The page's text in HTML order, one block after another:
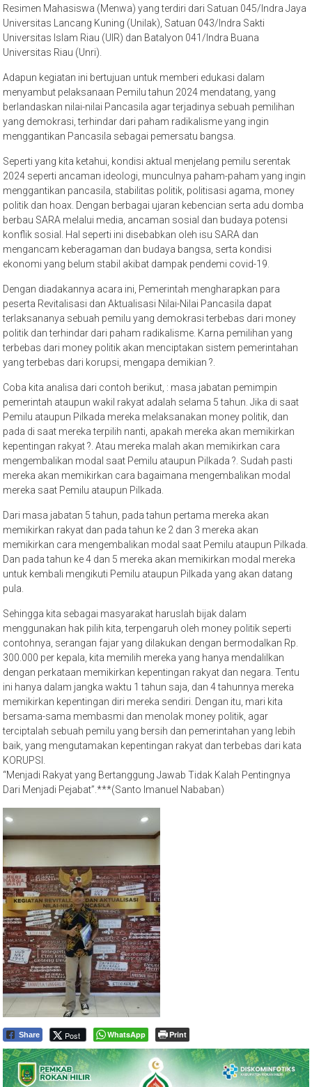
Resimen Mahasiswa (Menwa) yang terdiri dari Satuan 045/Indra Jaya
Universitas Lancang Kuning (Unilak), Satuan 043/Indra Sakti
Universitas Islam Riau (UIR) dan Batalyon 041/Indra Buana
Universitas Riau (Unri).
Adapun kegiatan ini bertujuan untuk memberi edukasi dalam
menyambut pelaksanaan Pemilu tahun 2024 mendatang, yang
berlandaskan nilai-nilai Pancasila agar terjadinya sebuah pemilihan
yang demokrasi, terhindar dari paham radikalisme yang ingin
menggantikan Pancasila sebagai pemersatu bangsa.
Seperti yang kita ketahui, kondisi aktual menjelang pemilu serentak
2024 seperti ancaman ideologi, munculnya paham-paham yang ingin
menggantikan pancasila, stabilitas politik, politisasi agama, money
politik dan hoax. Dengan berbagai ujaran kebencian serta adu domba
berbau SARA melalui media, ancaman sosial dan budaya potensi
konflik sosial. Hal seperti ini disebabkan oleh isu SARA dan
mengancam keberagaman dan budaya bangsa, serta kondisi
ekonomi yang belum stabil akibat dampak pendemi covid-19.
Dengan diadakannya acara ini, Pemerintah mengharapkan para
peserta Revitalisasi dan Aktualisasi Nilai-Nilai Pancasila dapat
terlaksananya sebuah pemilu yang demokrasi terbebas dari money
politik dan terhindar dari paham radikalisme. Karna pemilihan yang
terbebas dari money politik akan menciptakan sistem pemerintahan
yang terbebas dari korupsi, mengapa demikian ?.
Coba kita analisa dari contoh berikut, : masa jabatan pemimpin
pemerintah ataupun wakil rakyat adalah selama 5 tahun. Jika di saat
Pemilu ataupun Pilkada mereka melaksanakan money politik, dan
pada di saat mereka terpilih nanti, apakah mereka akan memikirkan
kepentingan rakyat ?. Atau mereka malah akan memikirkan cara
mengembalikan modal saat Pemilu ataupun Pilkada ?. Sudah pasti
mereka akan memikirkan cara bagaimana mengembalikan modal
mereka saat Pemilu ataupun Pilkada.
Dari masa jabatan 5 tahun, pada tahun pertama mereka akan
memikirkan rakyat dan pada tahun ke 2 dan 3 mereka akan
memikirkan cara mengembalikan modal saat Pemilu ataupun Pilkada.
Dan pada tahun ke 4 dan 5 mereka akan memikirkan modal mereka
untuk kembali mengikuti Pemilu ataupun Pilkada yang akan datang
pula.
Sehingga kita sebagai masyarakat haruslah bijak dalam
menggunakan hak pilih kita, terpengaruh oleh money politik seperti
contohnya, serangan fajar yang dilakukan dengan bermodalkan Rp.
300.000 per kepala, kita memilih mereka yang hanya mendalilkan
dengan perkataan memikirkan kepentingan rakyat dan negara. Tentu
ini hanya dalam jangka waktu 1 tahun saja, dan 4 tahunnya mereka
memikirkan kepentingan diri mereka sendiri. Dengan itu, mari kita
bersama-sama membasmi dan menolak money politik, agar
terciptalah sebuah pemilu yang bersih dan pemerintahan yang lebih
baik, yang mengutamakan kepentingan rakyat dan terbebas dari kata
KORUPSI.
“Menjadi Rakyat yang Bertanggung Jawab Tidak Kalah Pentingnya
Dari Menjadi Pejabat”.***(Santo Imanuel Nababan)
Share Post WhatsApp Print